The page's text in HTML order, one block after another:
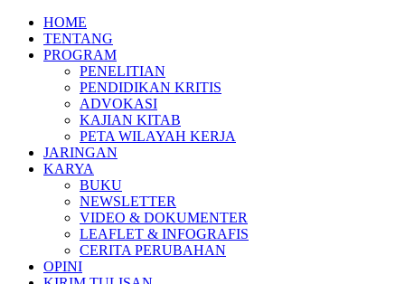
HOME
TENTANG
PROGRAM
PENELITIAN
PENDIDIKAN KRITIS
ADVOKASI
KAJIAN KITAB
PETA WILAYAH KERJA
JARINGAN
KARYA
BUKU
NEWSLETTER
VIDEO & DOKUMENTER
LEAFLET & INFOGRAFIS
CERITA PERUBAHAN
OPINI